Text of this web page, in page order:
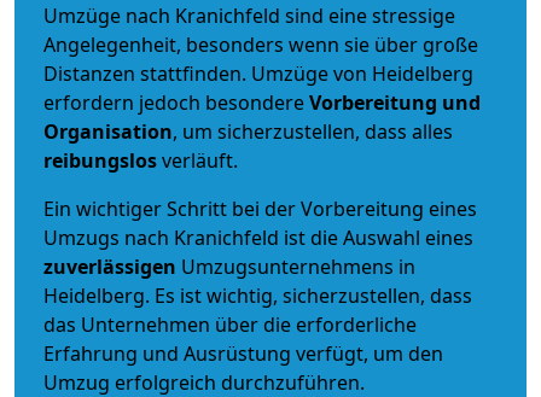
Umzüge nach Kranichfeld sind eine stressige
Angelegenheit, besonders wenn sie über große
Distanzen stattfinden. Umzüge von Heidelberg
erfordern jedoch besondereVorbereitung und
Organisation, um sicherzustellen, dass alles
reibungslosverläuft.
Ein wichtiger Schritt bei der Vorbereitung eines
Umzugs nach Kranichfeld ist die Auswahl eines
zuverlässigen Umzugsunternehmens in
Heidelberg. Es ist wichtig, sicherzustellen, dass
das Unternehmen über die erforderliche
Erfahrung und Ausrüstung verfügt, um den
Umzug erfolgreich durchzuführen.